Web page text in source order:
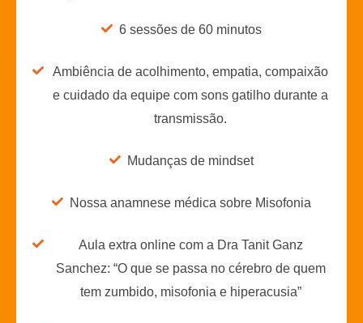
6 sessões de 60 minutos
Ambiência de acolhimento, empatia, compaixão
e cuidado da equipe com sons gatilho durante a
transmissão.
Mudanças de mindset
Nossa anamnese médica sobre Misofonia
Aula extra online com a Dra Tanit Ganz
Sanchez: “O que se passa no cérebro de quem
tem zumbido, misofonia e hiperacusia”